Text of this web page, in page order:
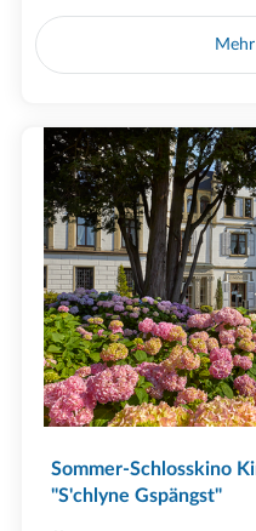
Sommer-Schlosskino
"S'chlyne Gspängst"